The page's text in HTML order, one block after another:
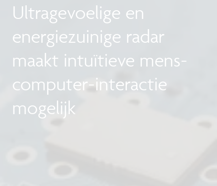
Ultragevoelige en
energiezuinige radar
maakt intuïtieve mens-
computer-interactie
mogelijk